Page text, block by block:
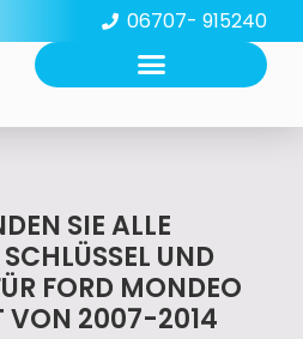
06707- 915240
SIE ALLE
UND
FORD MONDEO
VON 2007-2014